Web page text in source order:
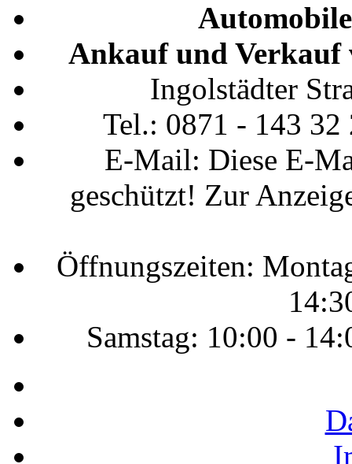
Ankauf und Verkauf
Ingolstädter
Tel.: 0871 - 143
E-Mail: Diese E-
geschützt! Zur
Öffnungszeiten:
Samstag: 10:00 -